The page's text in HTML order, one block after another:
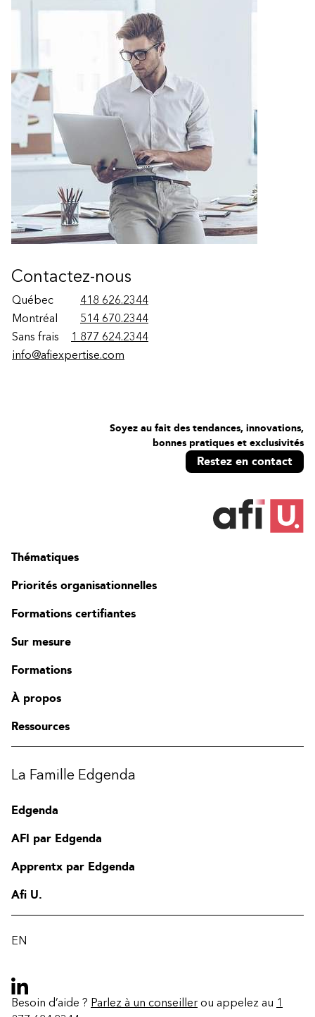
Contactez-nous
Québec
418 626.2344
Montréal
514 670.2344
Sans frais
1 877 624.2344
info@afiexpertise.com
Soyez au fait des tendances, innovations,
bonnes pratiques et exclusivités
Restez en contact
Thématiques
Priorités organisationnelles
Formations certifiantes
Sur mesure
Formations
À propos
Ressources
La Famille Edgenda
Edgenda
AFI par Edgenda
Apprentx par Edgenda
Afi U.
EN
Besoin d’aide ? Parlez à un conseiller ou appelez au 1